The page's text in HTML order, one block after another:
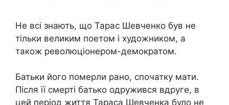
Не всі знають, що Тарас Шевченко був не
тільки великим поетом і художником, а
також революціонером-демократом.
Батьки його померли рано, спочатку мати.
Після її смерті батько одружився вдруге, в
цей період життя Тараса Шевченка було не